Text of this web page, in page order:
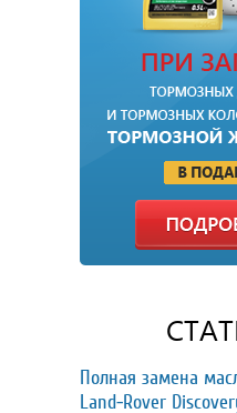
Полная замена
Land-Rover